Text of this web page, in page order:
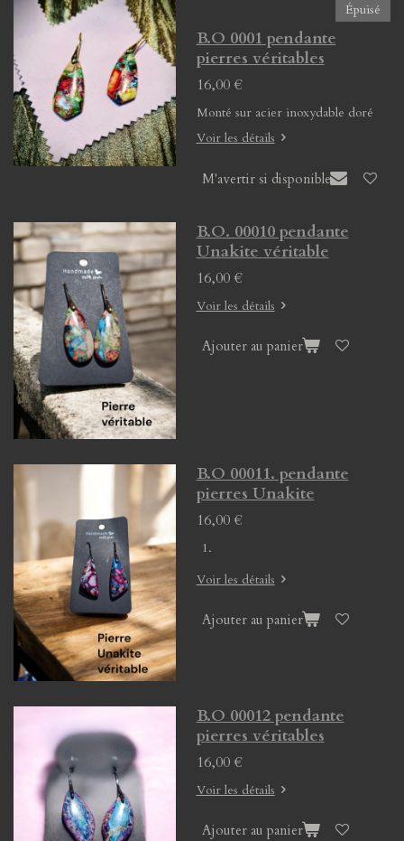
Épuisé
B.O 0001 pendante
pierres véritables
16,00 €
Monté sur acier inoxydable doré
Voir les détails
M'avertir si disponible
B.O. 00010 pendante
Unakite véritable
16,00 €
Voir les détails
Ajouter au panier
B.O 00011. pendante
pierres Unakite
16,00 €
Voir les détails
Ajouter au panier
B.O 00012 pendante
pierres véritables
16,00 €
Voir les détails
Ajouter au panier